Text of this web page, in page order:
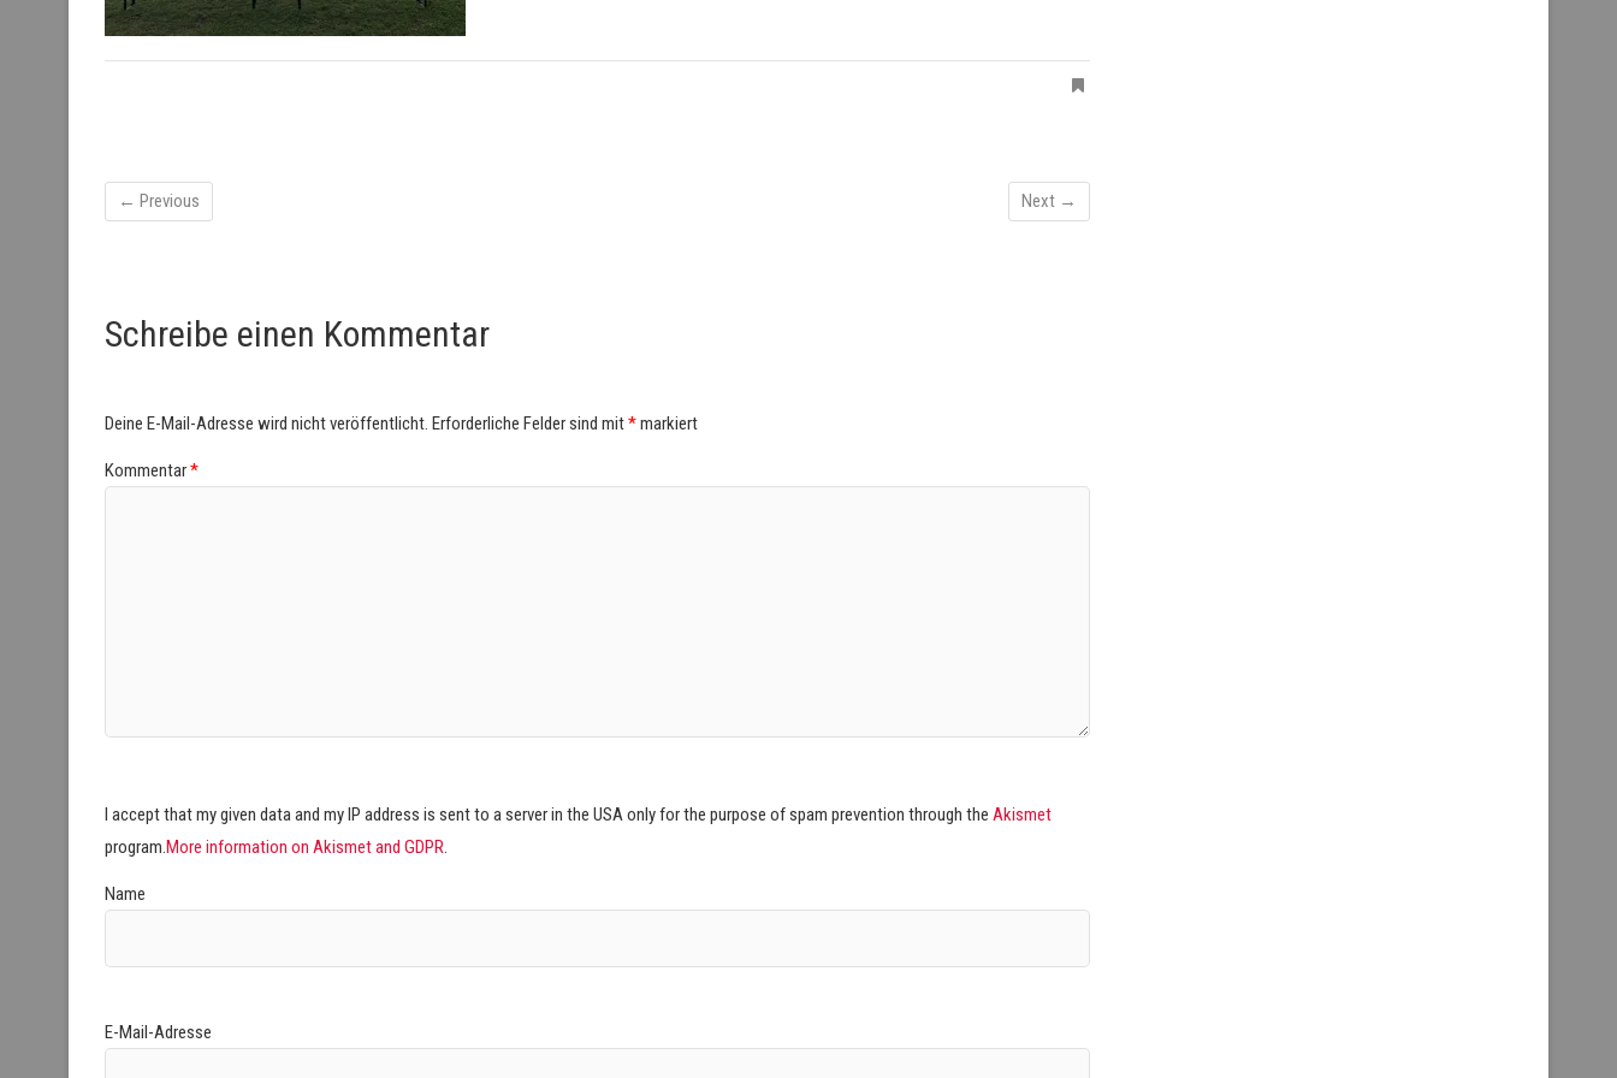
← Previous Next →
Schreibe einen Kommentar
Deine E-Mail-Adresse wird nicht veröffentlicht. Erforderliche Felder sind mit*markiert
Kommentar*
I accept that my given data and my IP address is sent to a server in the USA only for the purpose of spam prevention through the Akismet
program.More information on Akismet and GDPR.
Name
E-Mail-Adresse